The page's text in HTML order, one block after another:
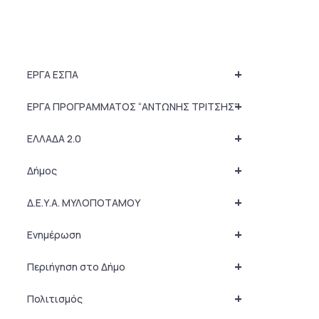
+
ΕΡΓΑ ΕΣΠΑ
+
ΕΡΓΑ ΠΡΟΓΡΑΜΜΑΤΟΣ “ΑΝΤΩΝΗΣ ΤΡΙΤΣΗΣ”
+
ΕΛΛΑΔΑ 2.0
+
Δήμος
+
Δ.Ε.Υ.Α. ΜΥΛΟΠΟΤΑΜΟΥ
+
Ενημέρωση
+
Περιήγηση στο Δήμο
+
Πολιτισμός